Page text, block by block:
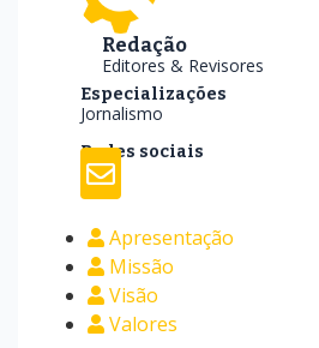
Redação
Editores & Revisores
Especializações
Jornalismo
Redes sociais
Apresentação
Missão
Visão
Valores